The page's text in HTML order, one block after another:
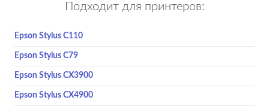
Подходит для принтеров:
Epson Stylus C110
Epson Stylus C79
Epson Stylus CX3900
Epson Stylus CX4900